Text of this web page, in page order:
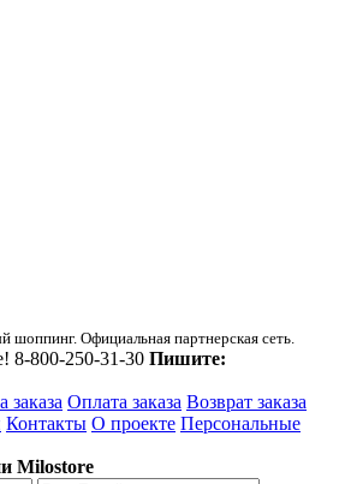
Официальная партнерская сеть.
8-800-250-31-30 Пишите:
заказа Оплата заказа Возврат заказа
Контакты О проекте Персональные
Milostore